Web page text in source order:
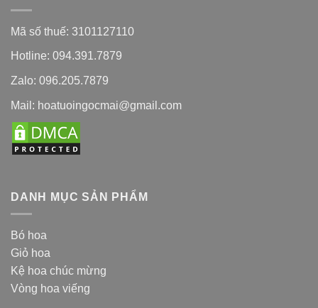
Mã số thuế: 3101127110
Hotline: 094.391.7879
Zalo: 096.205.7879
Mail: hoatuoingocmai@gmail.com
DANH MỤC SẢN PHẨM
Bó hoa
Giỏ hoa
Kệ hoa chúc mừng
Vòng hoa viếng